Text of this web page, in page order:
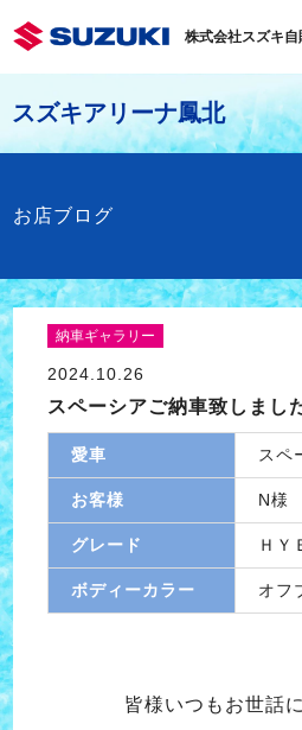
株式会社スズキ自
スズキアリーナ鳳北
お店ブログ
納車ギャラリー
2024.10.26
スペーシアご納車致しまし
愛車 スペ
お客様 N様
グレード ＨＹ
ボディーカラー オフ
皆様いつもお世話